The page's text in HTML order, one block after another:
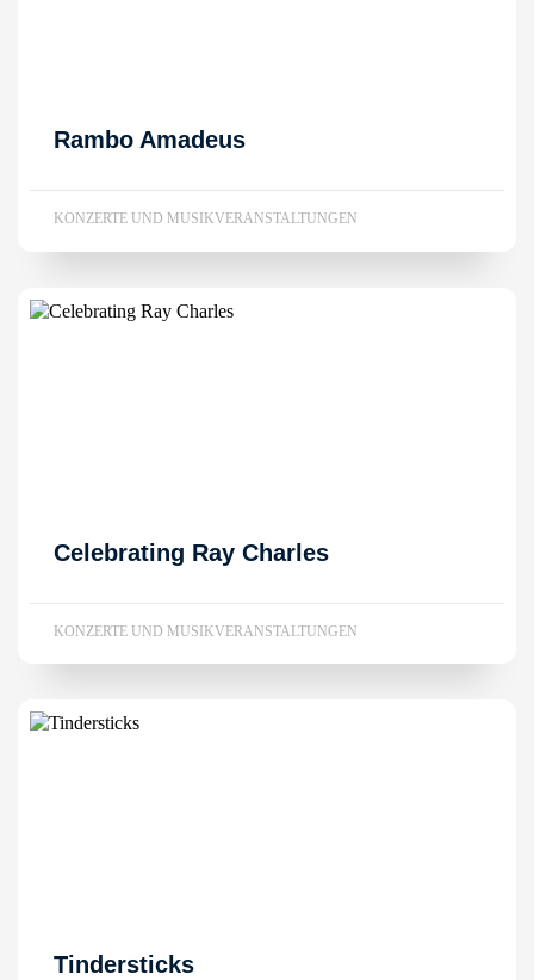
Rambo Amadeus
KONZERTE UND MUSIKVERANSTALTUNGEN
Celebrating Ray Charles
KONZERTE UND MUSIKVERANSTALTUNGEN
Tindersticks